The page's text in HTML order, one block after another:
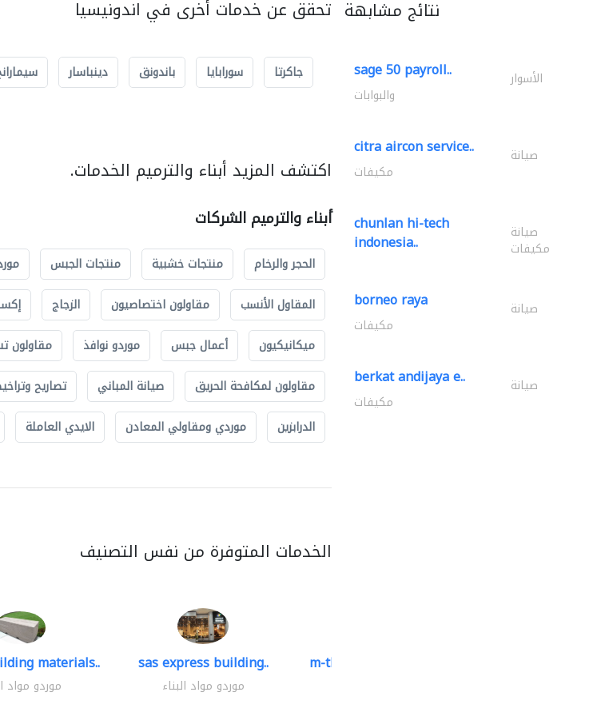
تحقق عن خدمات أخرى في اندونيسيا
جاكرتا سورابايا باندونق دينباسار
اكتشف المزيد أبناء والترميم الخدمات.
أبناء والترميم الشركات
الحجر والرخام منتجات خشبية منتجات الجبس
المقاول الأنسب
مقاولون اختصاصيون الزجاج
ميكانيكيون
أعمال جبس موردو نوافذ مقاولون
مقاولون لمكافحة الحريق
صيانة المباني تصاريح
الدرابزين
موردي ومقاولي المعادن الايدي العاملة
الخدمات المتوفرة من نفس التصنيف
materials..
موردو مواد
sas express building..
موردو مواد البناء
m-three building materials
نتائج مشابهة
sage 50 payroll.. الأسوار
والبوابات
citra aircon service.. صيانة
مكيفات
chunlan hi-tech
indonesia.. صيانة
مكيفات
borneo raya صيانة
مكيفات
berkat andijaya e.. صيانة
مكيفات